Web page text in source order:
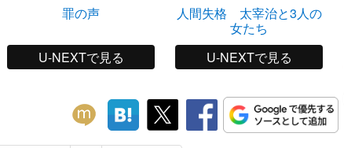
罪の声
U-NEXTで見る
人間失格 太宰治と3人の
女たち
U-NEXTで見る